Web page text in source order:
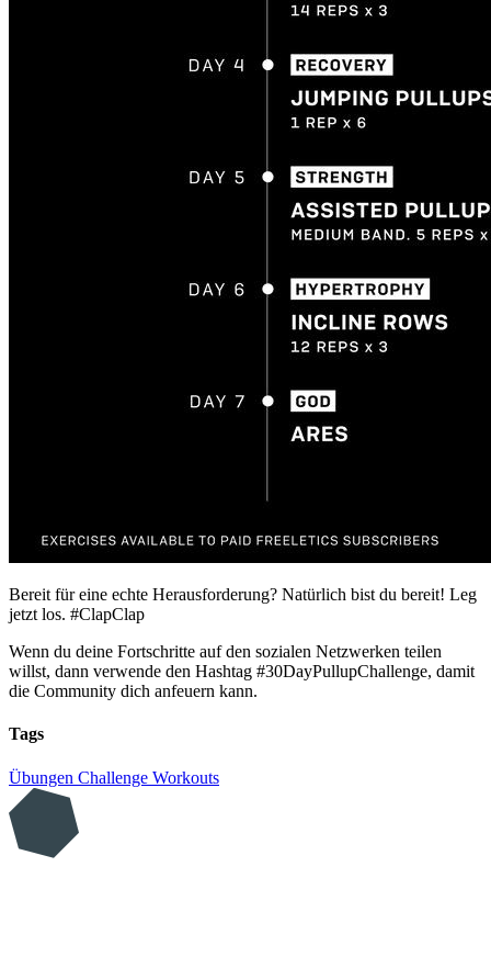
Bereit für eine echte Herausforderung? Natürlich bist du bereit! Leg
jetzt los. #ClapClap
Wenn du deine Fortschritte auf den sozialen Netzwerken teilen
willst, dann verwende den Hashtag #30DayPullupChallenge, damit
die Community dich anfeuern kann.
Tags
Übungen Challenge Workouts